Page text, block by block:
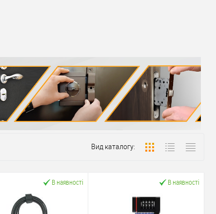
Вид каталогу:
В наявності В наявності